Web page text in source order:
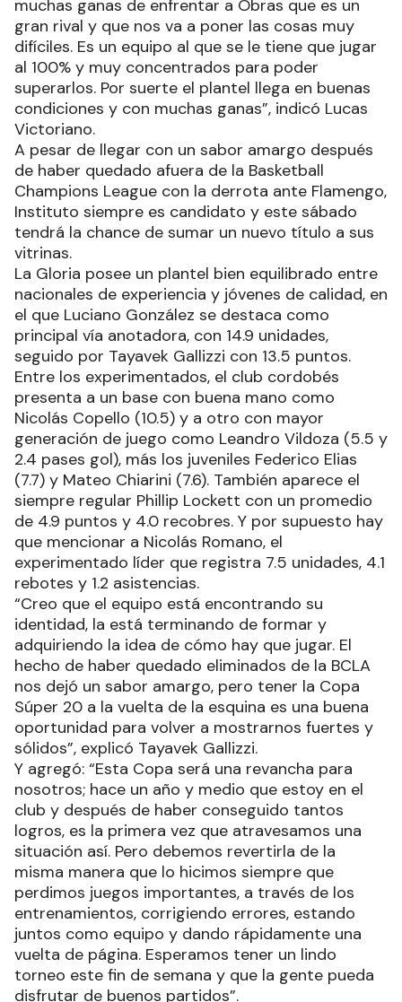
muchas ganas de enfrentar a Obras que es un
gran rival y que nos va a poner las cosas muy
difíciles. Es un equipo al que se le tiene que jugar
al 100% y muy concentrados para poder
superarlos. Por suerte el plantel llega en buenas
condiciones y con muchas ganas”, indicó Lucas
Victoriano.
A pesar de llegar con un sabor amargo después
de haber quedado afuera de la Basketball
Champions League con la derrota ante Flamengo,
Instituto siempre es candidato y este sábado
tendrá la chance de sumar un nuevo título a sus
vitrinas.
La Gloria posee un plantel bien equilibrado entre
nacionales de experiencia y jóvenes de calidad, en
el que Luciano González se destaca como
principal vía anotadora, con 14.9 unidades,
seguido por Tayavek Gallizzi con 13.5 puntos.
Entre los experimentados, el club cordobés
presenta a un base con buena mano como
Nicolás Copello (10.5) y a otro con mayor
generación de juego como Leandro Vildoza (5.5 y
2.4 pases gol), más los juveniles Federico Elias
(7.7) y Mateo Chiarini (7.6). También aparece el
siempre regular Phillip Lockett con un promedio
de 4.9 puntos y 4.0 recobres. Y por supuesto hay
que mencionar a Nicolás Romano, el
experimentado líder que registra 7.5 unidades, 4.1
rebotes y 1.2 asistencias.
“Creo que el equipo está encontrando su
identidad, la está terminando de formar y
adquiriendo la idea de cómo hay que jugar. El
hecho de haber quedado eliminados de la BCLA
nos dejó un sabor amargo, pero tener la Copa
Súper 20 a la vuelta de la esquina es una buena
oportunidad para volver a mostrarnos fuertes y
sólidos”, explicó Tayavek Gallizzi.
Y agregó: “Esta Copa será una revancha para
nosotros; hace un año y medio que estoy en el
club y después de haber conseguido tantos
logros, es la primera vez que atravesamos una
situación así. Pero debemos revertirla de la
misma manera que lo hicimos siempre que
perdimos juegos importantes, a través de los
entrenamientos, corrigiendo errores, estando
juntos como equipo y dando rápidamente una
vuelta de página. Esperamos tener un lindo
torneo este fin de semana y que la gente pueda
disfrutar de buenos partidos”.